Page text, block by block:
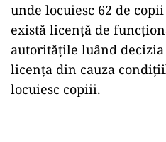
unde locuiesc 62 de
există licenţă de
autorităţile luând
licenţa din cauza
locuiesc copiii.